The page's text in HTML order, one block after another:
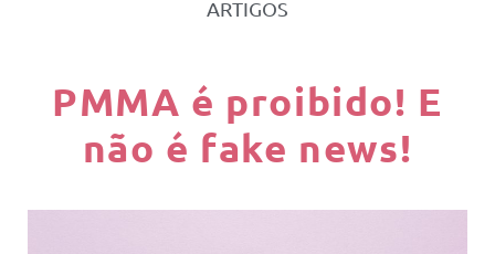
ARTIGOS
PMMA é proibido! E
não é fake news!